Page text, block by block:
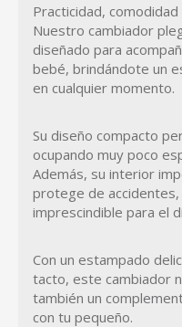
Practicidad,
Nuestro cambiador
diseñado para
bebé, brindándote un
en cualquier momento.
Su diseño compacto
ocupando muy poco
Además, su interior
protege de
imprescindible para el
Con un estampado
tacto, este cambiador
también un
con tu pequeño.